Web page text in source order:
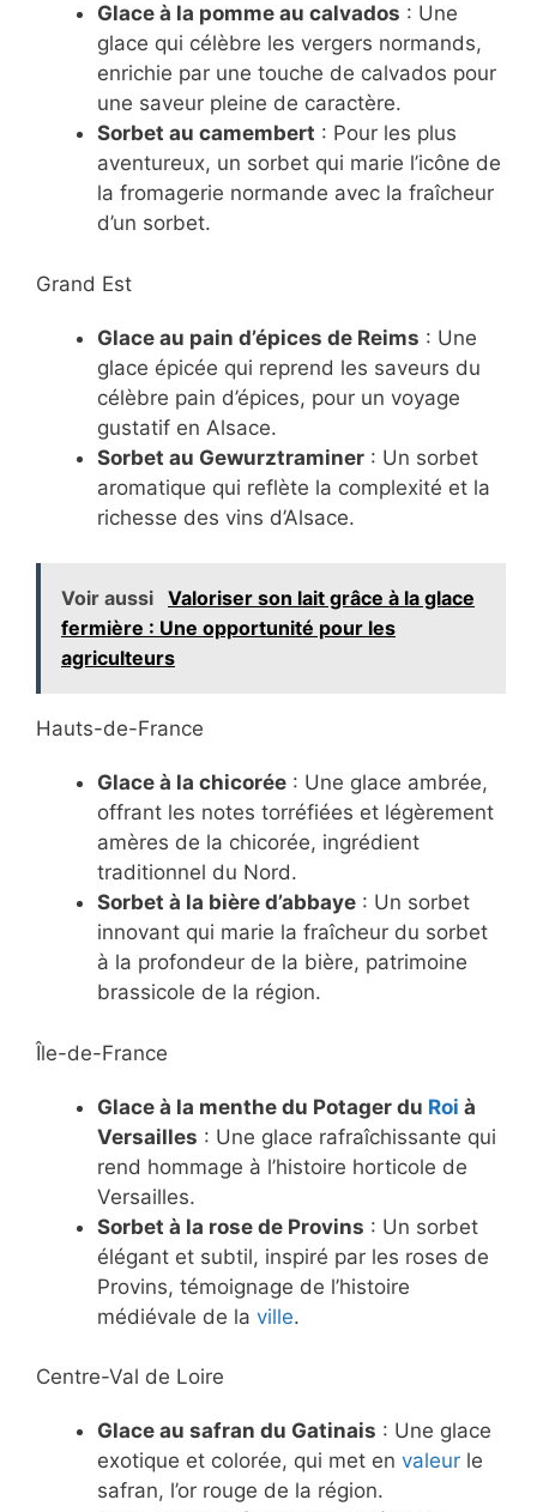
Glace à la pomme au calvados : Une
glace qui célèbre les vergers normands,
enrichie par une touche de calvados pour
une saveur pleine de caractère.
Sorbet au camembert : Pour les plus
aventureux, un sorbet qui marie l’icône de
la fromagerie normande avec la fraîcheur
d’un sorbet.
Grand Est
Glace au pain d’épices de Reims : Une
glace épicée qui reprend les saveurs du
célèbre pain d’épices, pour un voyage
gustatif en Alsace.
Sorbet au Gewurztraminer : Un sorbet
aromatique qui reflète la complexité et la
richesse des vins d’Alsace.
Voir aussi Valoriser son lait grâce à la glace
fermière : Une opportunité pour les
agriculteurs
Hauts-de-France
Glace à la chicorée : Une glace ambrée,
offrant les notes torréfiées et légèrement
amères de la chicorée, ingrédient
traditionnel du Nord.
Sorbet à la bière d’abbaye : Un sorbet
innovant qui marie la fraîcheur du sorbet
à la profondeur de la bière, patrimoine
brassicole de la région.
Île-de-France
Glace à la menthe du Potager du Roi à
Versailles : Une glace rafraîchissante qui
rend hommage à l’histoire horticole de
Versailles.
Sorbet à la rose de Provins : Un sorbet
élégant et subtil, inspiré par les roses de
Provins, témoignage de l’histoire
médiévale de la ville.
Centre-Val de Loire
Glace au safran du Gatinais : Une glace
exotique et colorée, qui met en valeur le
safran, l’or rouge de la région.